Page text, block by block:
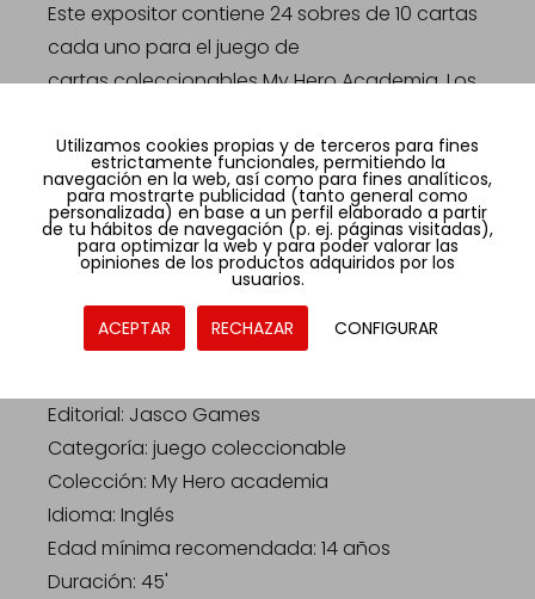
Este expositor contiene 24 sobres de 10 cartas
cada uno para el juego de
cartas coleccionables My Hero Academia. Los
menos un mazo rival del juego de cartas
coleccionables de My Hero
Academia para usar las cartas que contiene.
FICHA TÉCNICA:
Título: Paquete de mejora Crimson Rampage
Referencia: MHA02B
Editorial: Jasco Games
Categoría: juego coleccionable
Colección: My Hero academia
Idioma: Inglés
Edad mínima recomendada: 14 años
Duración: 45'
Utilizamos cookies propias y de terceros para fines
estrictamente funcionales, permitiendo la
navegación en la web, así como para fines analíticos,
para mostrarte publicidad (tanto general como
personalizada) en base a un perfil elaborado a partir
de tu hábitos de navegación (p. ej. páginas visitadas),
para optimizar la web y para poder valorar las
opiniones de los productos adquiridos por los
usuarios.
ACEPTAR RECHAZAR CONFIGURAR